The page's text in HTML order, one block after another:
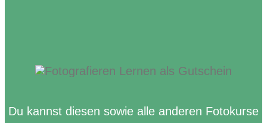
Du kannst diesen sowie alle anderen Fotokurse